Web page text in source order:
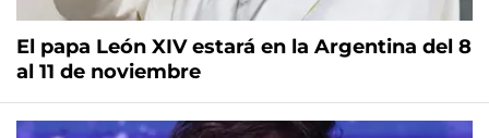
El papa León XIV estará en la Argentina del 8
al 11 de noviembre